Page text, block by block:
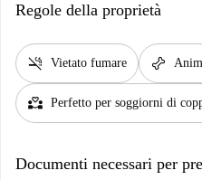
Regole della proprietà
smoke_free Vietato fumare pet_supplies
partner_heart Perfetto per soggiorni di
Documenti necessari per